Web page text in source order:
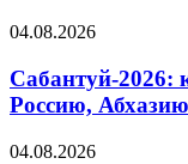
04.08.2026
Сабантуй-2026:
Россию,
04.08.2026